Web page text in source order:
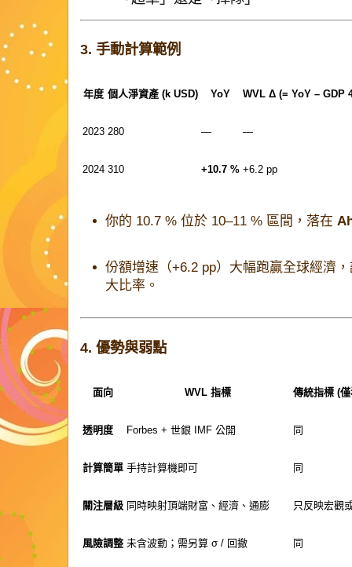
3. 手動計算範例
年度 個人淨資產 (k USD) YoY WVL Δ (= YoY – GDP
2023 280 — —
2024 310 +10.7 % +6.2 pp
你的 10.7 % 位於 10–11 % 區間，落在
份額增速（+6.2 pp）大幅跑贏全球經濟
大比率。
4. 優勢與弱點
面向 WVL 指標 傳統指標 (
透明度 Forbes + 世銀 IMF 公開 同
計算簡單 手持計算機即可 同
關注層級 同時映射頂端財富、經濟、通膨 只反映宏觀
風險調整 未含波動；需另算 σ / 回撤 同